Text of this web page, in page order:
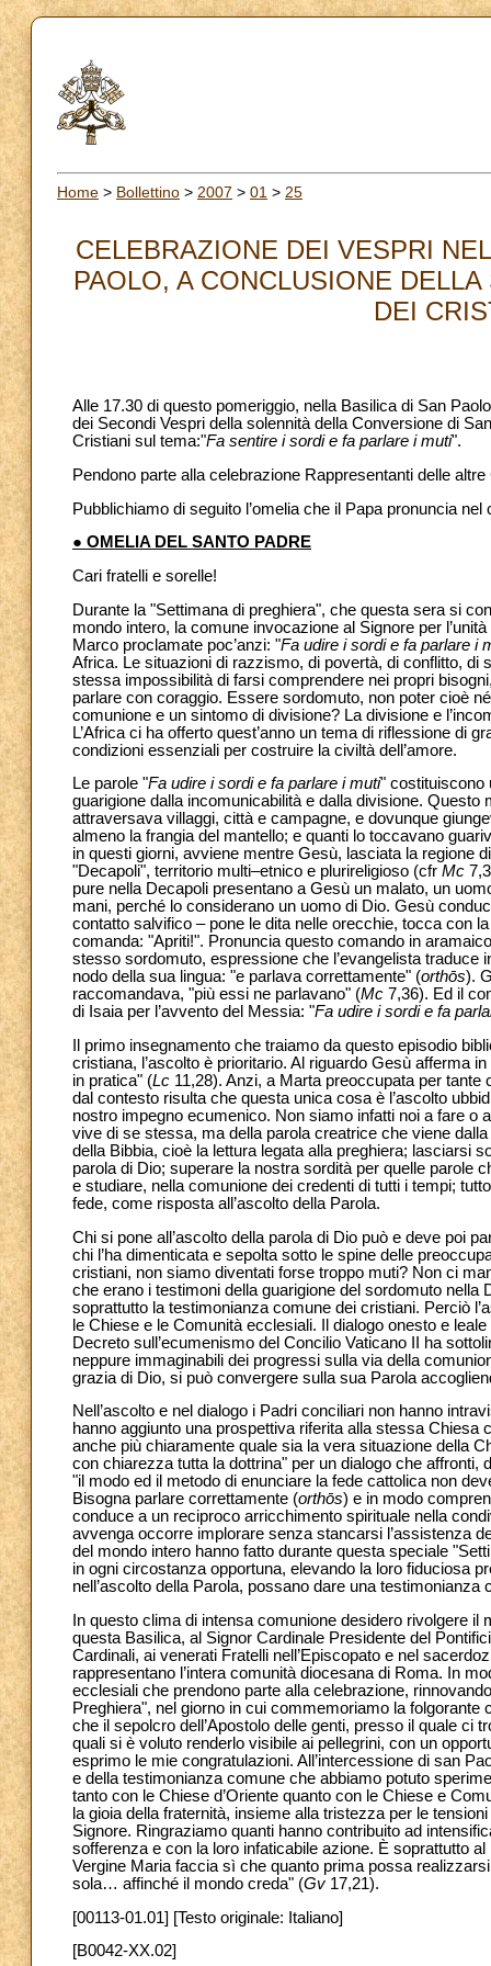
Home > Bollettino > 2007 > 01 > 25
CELEBRAZIONE DEI VESPRI
PAOLO, A CONCLUSIONE
DEI
Alle 17.30 di questo pomeriggio, nella Basilica di San
dei Secondi Vespri della solennità della Conversione di
Cristiani sul tema:"Fa sentire i sordi e fa parlare i muti".
Pendono parte alla celebrazione Rappresentanti delle
Pubblichiamo di seguito l’omelia che il Papa pronuncia nel
● OMELIA DEL SANTO PADRE
Cari fratelli e sorelle!
Durante la "Settimana di preghiera", che questa sera si
mondo intero, la comune invocazione al Signore per
Marco proclamate poc’anzi: "Fa udire i sordi e fa parlare i
Africa. Le situazioni di razzismo, di povertà, di conflitto, di
stessa impossibilità di farsi comprendere nei propri
parlare con coraggio. Essere sordomuto, non poter cioè
comunione e un sintomo di divisione? La divisione e
L’Africa ci ha offerto quest’anno un tema di riflessione di
condizioni essenziali per costruire la civiltà dell’amore.
Le parole "Fa udire i sordi e fa parlare i muti" costituiscono
guarigione dalla incomunicabilità e dalla divisione.
attraversava villaggi, città e campagne, e dovunque
almeno la frangia del mantello; e quanti lo toccavano
in questi giorni, avviene mentre Gesù, lasciata la regione
"Decapoli", territorio multi–etnico e plurireligioso (cfr Mc
pure nella Decapoli presentano a Gesù un malato, un
mani, perché lo considerano un uomo di Dio. Gesù
contatto salvifico – pone le dita nelle orecchie, tocca con
comanda: "Apriti!". Pronuncia questo comando in
stesso sordomuto, espressione che l’evangelista traduce
nodo della sua lingua: "e parlava correttamente" (orthōs).
raccomandava, "più essi ne parlavano" (Mc 7,36). Ed il
di Isaia per l’avvento del Messia: "Fa udire i sordi e fa
Il primo insegnamento che traiamo da questo episodio
cristiana, l’ascolto è prioritario. Al riguardo Gesù afferma
in pratica" (Lc 11,28). Anzi, a Marta preoccupata per
dal contesto risulta che questa unica cosa è l’ascolto
nostro impegno ecumenico. Non siamo infatti noi a fare o
vive di se stessa, ma della parola creatrice che viene
della Bibbia, cioè la lettura legata alla preghiera; lasciarsi
parola di Dio; superare la nostra sordità per quelle parole
e studiare, nella comunione dei credenti di tutti i tempi;
fede, come risposta all’ascolto della Parola.
Chi si pone all’ascolto della parola di Dio può e deve poi
chi l’ha dimenticata e sepolta sotto le spine delle
cristiani, non siamo diventati forse troppo muti? Non ci
che erano i testimoni della guarigione del sordomuto
soprattutto la testimonianza comune dei cristiani. Perciò
le Chiese e le Comunità ecclesiali. Il dialogo onesto e
Decreto sull’ecumenismo del Concilio Vaticano II ha
neppure immaginabili dei progressi sulla via della
grazia di Dio, si può convergere sulla sua Parola
Nell’ascolto e nel dialogo i Padri conciliari non hanno
hanno aggiunto una prospettiva riferita alla stessa
anche più chiaramente quale sia la vera situazione della
con chiarezza tutta la dottrina" per un dialogo che
"il modo ed il metodo di enunciare la fede cattolica non
Bisogna parlare correttamente (orthōs) e in modo
conduce a un reciproco arricchimento spirituale nella
avvenga occorre implorare senza stancarsi l’assistenza
del mondo intero hanno fatto durante questa speciale
in ogni circostanza opportuna, elevando la loro fiduciosa
nell’ascolto della Parola, possano dare una
In questo clima di intensa comunione desidero rivolgere
questa Basilica, al Signor Cardinale Presidente del
Cardinali, ai venerati Fratelli nell’Episcopato e nel
rappresentano l’intera comunità diocesana di Roma. In
ecclesiali che prendono parte alla celebrazione,
Preghiera", nel giorno in cui commemoriamo la
che il sepolcro dell’Apostolo delle genti, presso il quale ci
quali si è voluto renderlo visibile ai pellegrini, con un
esprimo le mie congratulazioni. All’intercessione di san
e della testimonianza comune che abbiamo potuto
tanto con le Chiese d’Oriente quanto con le Chiese e
la gioia della fraternità, insieme alla tristezza per le
Signore. Ringraziamo quanti hanno contribuito ad
sofferenza e con la loro infaticabile azione. È soprattutto
Vergine Maria faccia sì che quanto prima possa
sola… affinché il mondo creda" (Gv 17,21).
[00113-01.01] [Testo originale: Italiano]
[B0042-XX.02]